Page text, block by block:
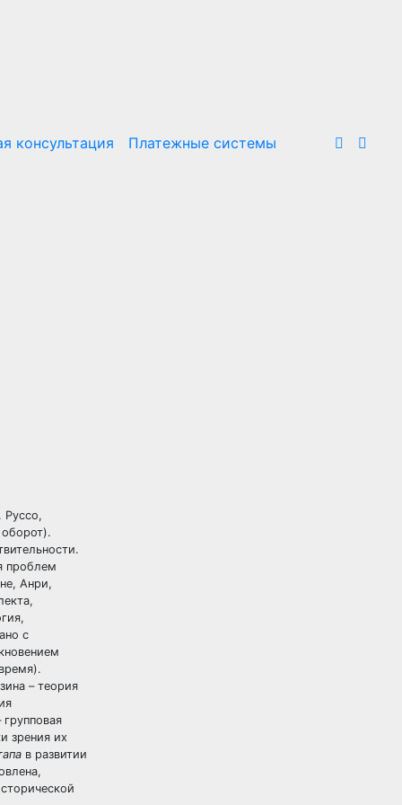
консультация Платежные системы
Руссо,
проблем
Анри,
с
– теория
зрения их
в развитии